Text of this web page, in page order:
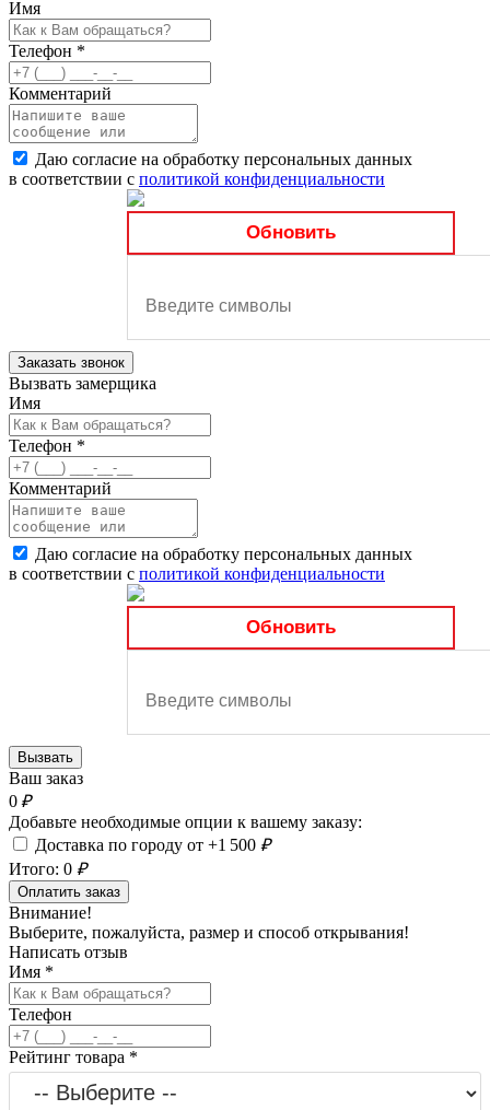
Имя
Телефон *
Комментарий
Даю согласие на обработку персональных данных
в соответствии с политикой конфиденциальности
Обновить
Заказать звонок
Вызвать замерщика
Имя
Телефон *
Комментарий
Даю согласие на обработку персональных данных
в соответствии с политикой конфиденциальности
Обновить
Вызвать
Ваш заказ
0₽
Добавьте необходимые опции к вашему заказу:
Доставка по городу от +1 500 ₽
Итого: 0 ₽
Оплатить заказ
Внимание!
Выберите, пожалуйста, размер и способ открывания!
Написать отзыв
Имя *
Телефон
Рейтинг товара *